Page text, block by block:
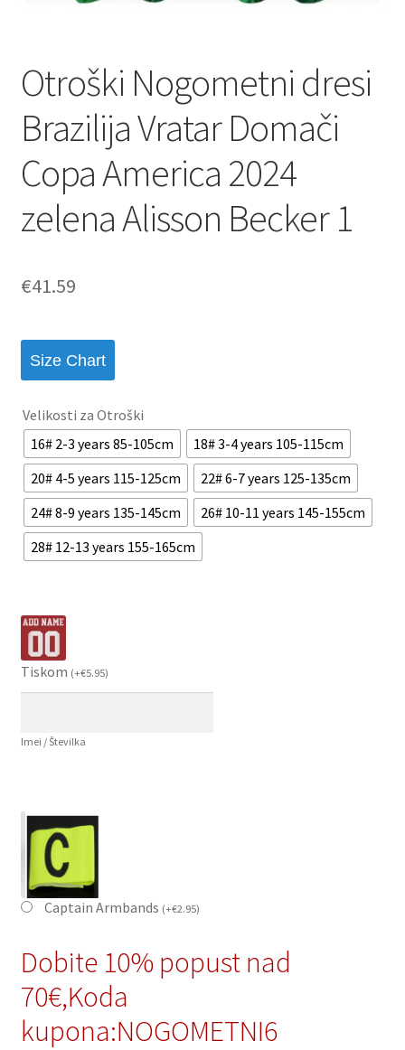
Otroški Nogometni dresi
Brazilija Vratar Domači
Copa America 2024
zelena Alisson Becker 1
€41.59
Size Chart
Velikosti za Otroški
16# 2-3 years 85-105cm
18# 3-4 years 105-115cm
20# 4-5 years 115-125cm
22# 6-7 years 125-135cm
24# 8-9 years 135-145cm
26# 10-11 years 145-155cm
28# 12-13 years 155-165cm
Tiskom (+€5.95)
Imei / Številka
Captain Armbands (+€2.95)
Dobite 10% popust nad
70€,Koda
kupona:NOGOMETNI6